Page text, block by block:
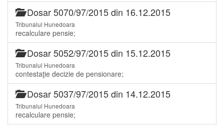
Dosar 5070/97/2015 din 16.12.2015
Tribunalul Hunedoara
recalculare pensie;
Dosar 5052/97/2015 din 15.12.2015
Tribunalul Hunedoara
contestaţie decizie de pensionare;
Dosar 5037/97/2015 din 14.12.2015
Tribunalul Hunedoara
recalculare pensie;